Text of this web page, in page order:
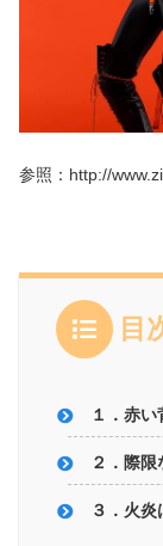
参照：http://
目
１．赤
２．際限
３．火炎